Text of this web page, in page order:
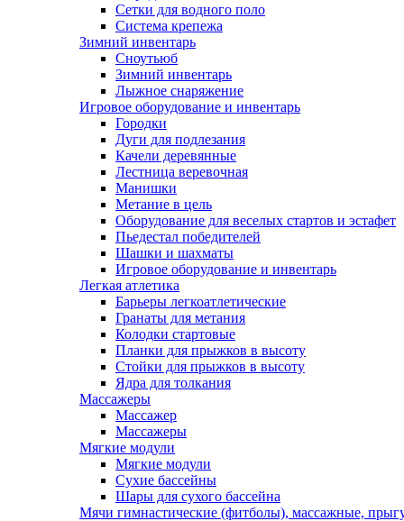
Сетки для водного поло
Система крепежа
Зимний инвентарь
Сноутьюб
Зимний инвентарь
Лыжное снаряжение
Игровое оборудование и инвентарь
Городки
Дуги для подлезания
Качели деревянные
Лестница веревочная
Манишки
Метание в цель
Оборудование для веселых стартов и эстафет
Пьедестал победителей
Шашки и шахматы
Игровое оборудование и инвентарь
Легкая атлетика
Барьеры легкоатлетические
Гранаты для метания
Колодки стартовые
Планки для прыжков в высоту
Стойки для прыжков в высоту
Ядра для толкания
Массажеры
Массажер
Массажеры
Мягкие модули
Мягкие модули
Сухие бассейны
Шары для сухого бассейна
Мячи гимнастические (фитболы), массажные,